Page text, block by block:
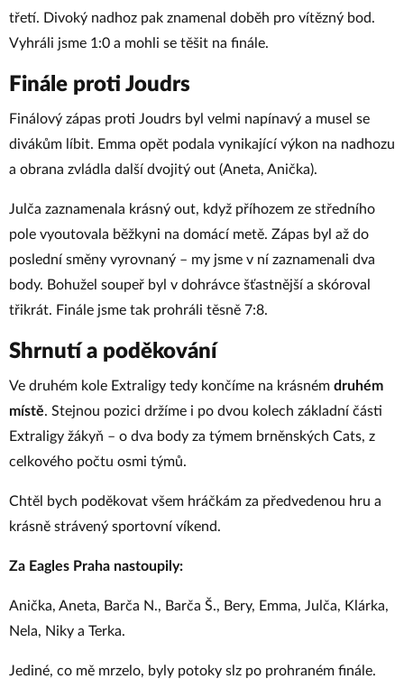
třetí. Divoký nadhoz pak znamenal doběh pro vítězný bod.
Vyhráli jsme 1:0 a mohli se těšit na finále.
Finále proti Joudrs
Finálový zápas proti Joudrs byl velmi napínavý a musel se
divákům líbit. Emma opět podala vynikající výkon na nadhozu
a obrana zvládla další dvojitý out (Aneta, Anička).
Julča zaznamenala krásný out, když příhozem ze středního
pole vyoutovala běžkyni na domácí metě. Zápas byl až do
poslední směny vyrovnaný – my jsme v ní zaznamenali dva
body. Bohužel soupeř byl v dohrávce šťastnější a skóroval
třikrát. Finále jsme tak prohráli těsně 7:8.
Shrnutí a poděkování
Ve druhém kole Extraligy tedy končíme na krásném druhém
místě. Stejnou pozici držíme i po dvou kolech základní části
Extraligy žákyň – o dva body za týmem brněnských Cats, z
celkového počtu osmi týmů.
Chtěl bych poděkovat všem hráčkám za předvedenou hru a
krásně strávený sportovní víkend.
Za Eagles Praha nastoupily:
Anička, Aneta, Barča N., Barča Š., Bery, Emma, Julča, Klárka,
Nela, Niky a Terka.
Jediné, co mě mrzelo, byly potoky slz po prohraném finále.